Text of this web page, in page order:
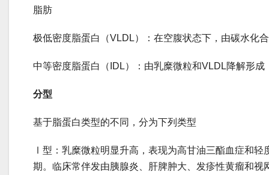
脂肪
极低密度脂蛋白（VLDL）：在空腹状态下，由碳水化
中等密度脂蛋白（IDL）：由乳糜微粒和VLDL降解形成
分型
基于脂蛋白类型的不同，分为下列类型
Ⅰ型：乳糜微粒明显升高，表现为高甘油三酯血症和轻
期。临床常伴发由胰腺炎、肝脾肿大、发疹性黄瘤和视